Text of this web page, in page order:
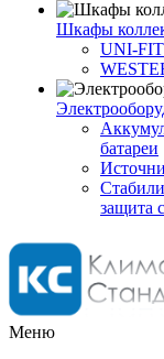
Шкафы
UNI-
батареи
защита
Меню